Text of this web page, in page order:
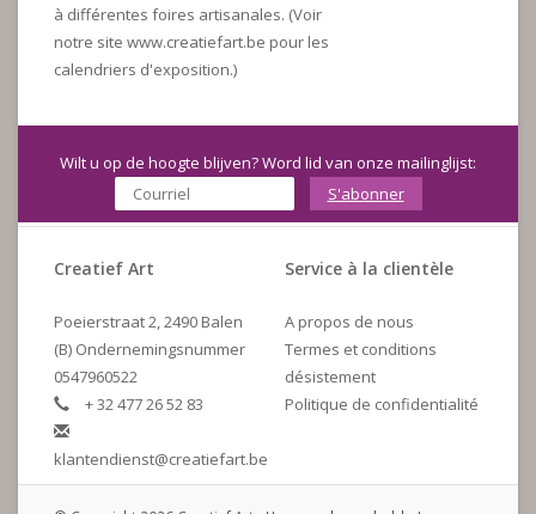
à différentes foires artisanales. (Voir
notre site www.creatiefart.be pour les
calendriers d'exposition.)
Wilt u op de hoogte blijven? Word lid van onze mailinglijst:
S'abonner
Creatief Art
Poeierstraat 2, 2490 Balen
(B) Ondernemingsnummer
0547960522
+ 32 477 26 52 83
klantendienst@creatiefart.be
Service à la clientèle
A propos de nous
Termes et conditions
désistement
Politique de confidentialité